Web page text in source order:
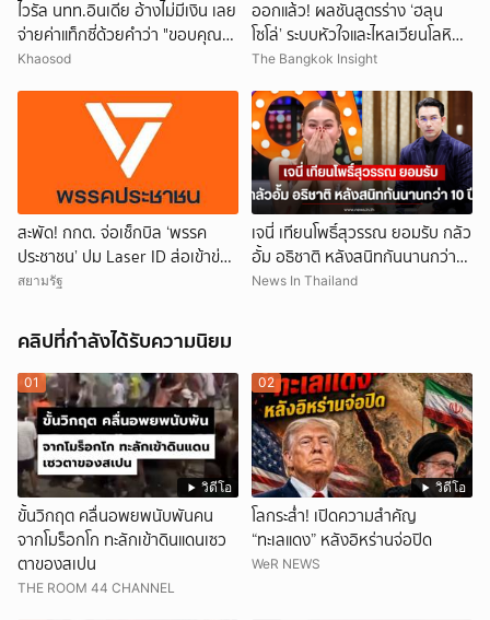
ไวรัล นทท.อินเดีย อ้างไม่มีเงิน เลย
จ่ายค่าแท็กซี่ด้วยคำว่า "ขอบคุณ"
คนขับอึ้ง แห่วิจารณ์
Khaosod
ออกแล้ว! ผลชันสูตรร่าง ‘ฮลุน
โซโล่’ ระบบหัวใจและไหลเวียนโลหิต
ล้มเหลว
The Bangkok Insight
สะพัด! กกต. จ่อเช็กบิล ‘พรรค
ประชาชน’ ปม Laser ID ส่อเข้าข่าย
ยุบพรรคตาม ม.92
สยามรัฐ
เจนี่ เทียนโพธิ์สุวรรณ ยอมรับ กลัว
อั้ม อธิชาติ หลังสนิทกันนานกว่า
10 ปี
News In Thailand
คลิปที่กำลังได้รับความนิยม
วิดีโอ
01
ขั้นวิกฤต คลื่นอพยพนับพันคน
จากโมร็อกโก ทะลักเข้าดินแดนเซว
ตาของสเปน
THE ROOM 44 CHANNEL
วิดีโอ
02
โลกระส่ำ! เปิดความสำคัญ
“ทะเลแดง” หลังอิหร่านจ่อปิด
WeR NEWS